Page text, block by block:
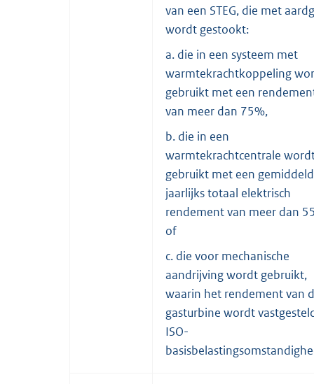
van een STEG, die met
wordt gestookt:
a. die in een systeem met
warmtekrachtkoppeling
gebruikt met een
van meer dan 75%,
b. die in een
warmtekrachtcentrale
gebruikt met een gemiddeld
jaarlijks totaal elektrisch
rendement van meer dan
of
c. die voor mechanische
aandrijving wordt gebruikt,
waarin het rendement van
gasturbine wordt
ISO-